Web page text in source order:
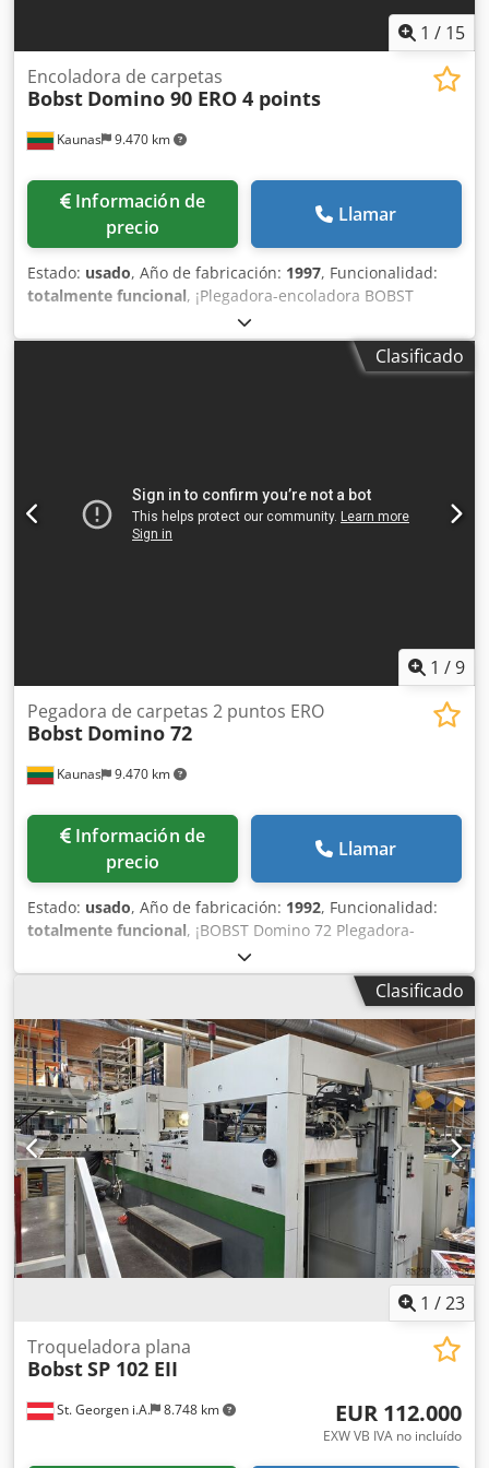
1 / 15
Kaunas 9.470 km
Encoladora de carpetas
Bobst Domino 90 ERO 4 points
Información de
precio
Llamar
Estado: usado, Año de fabricación: 1997, Funcionalidad:
totalmente funcional, ¡Plegadora-encoladora BOBST
Domino 90-A1 en venta! Año 1997 Sistema de cola fría ERO
con 4 pistolas de cola Ancho máximo: 900 mm Djdpfsxnzq
Dex Aidokr Ancho mínimo: 126 mm Velocidad máxima: 400
Clasificado
1 /9
Kaunas 9.470 km
Pegadora de carpetas 2 puntos ERO
Bobst Domino 72
Información de
precio
Llamar
Estado: usado, Año de fabricación: 1992, Funcionalidad:
totalmente funcional, ¡BOBST Domino 72 Plegadora-
encoladora en venta! Año 1992 Sistema de cola en frío ERO
con 2 pistolas de pegamento Ancho máximo: 720mm
Ancho mínimo: 126mm Velocidad máxima: 400m/min
Cartón compacto hasta 600 g/m². Dkodpexlki Rofx Aidsr
Sistema de fondo automático Expulsor con contador
Clasificado
1 /23
St. Georgen i.A. 8.748 km
Troqueladora plana
BobstSP 102 EII
EUR 112.000
EXW VB IVA no incluído